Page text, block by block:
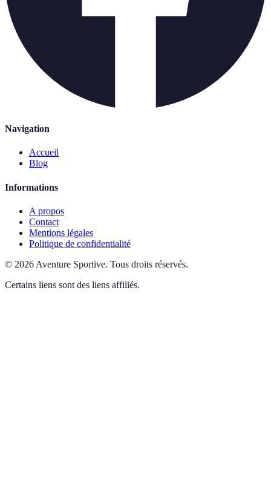
Navigation
Accueil
Blog
Informations
A propos
Contact
Mentions légales
Politique de confidentialité
© 2026 Aventure Sportive. Tous droits réservés.
Certains liens sont des liens affiliés.